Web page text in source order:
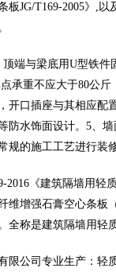
板JG/T169-2005》,
端与梁底用U型铁
承重不应大于80公
开口插座与其相应配
防水饰面设计。5、
规的施工工艺进行装
2016《建筑隔墙用
纤维增强石膏空心条
全称是建筑隔墙用轻
限公司专业生产：轻